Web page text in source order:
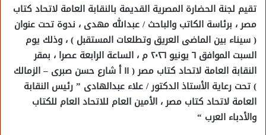
تقيم لجنة الحضارة المصرية القديمة بالنقابة العامة لاتحاد كتاب
مصر ، برئاسة الكاتب والباحث / عبدالله مهدى ، ندوة تحت عنوان
( سيناء بين الماضى العريق وتطلعات المستقبل ) ، وذلك يوم
السبت الموافق ٦ يونيو ٢٠٢٦ م ، الساعة الرابعة عصرا ، بمقر
النقابة العامة لاتحاد كتاب مصر ( ١١ أ شارع حسن صبرى – الزمالك
) تحت رعاية الأستاذ الدكتور / علاء عبدالهادى ” رئيس النقابة
العامة لاتحاد كتاب مصر ، الأمين العام للاتحاد العام للكتاب
والأدباء العرب “